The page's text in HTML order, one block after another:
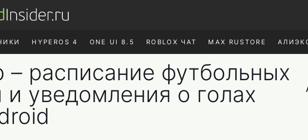
HYPEROS 4 ONE UI 8.5 ROBLOX ЧАТ MAX RUSTORE
– расписание футбольных
и уведомления о голах